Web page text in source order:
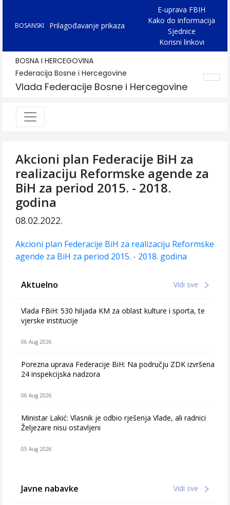
BOSANSKI Prilagođavanje prikaza
E-uprava FBIH
Kako do informacija
Sjednice
Korisni linkovi
BOSNA I HERCEGOVINA
Federacija Bosne i Hercegovine
Vlada Federacije Bosne i Hercegovine
Akcioni plan Federacije BiH za
realizaciju Reformske agende za
BiH za period 2015. - 2018.
godina
08.02.2022.
Akcioni plan Federacije BiH za realizaciju Reformske
agende za BiH za period 2015. - 2018. godina
Aktuelno Vidi sve
Vlada FBiH: 530 hiljada KM za oblast kulture i sporta, te
vjerske institucije
06 Aug 2026
Porezna uprava Federacije BiH: Na području ZDK izvršena
24 inspekcijska nadzora
06 Aug 2026
Ministar Lakić: Vlasnik je odbio rješenja Vlade, ali radnici
Željezare nisu ostavljeni
05 Aug 2026
Javne nabavke Vidi sve